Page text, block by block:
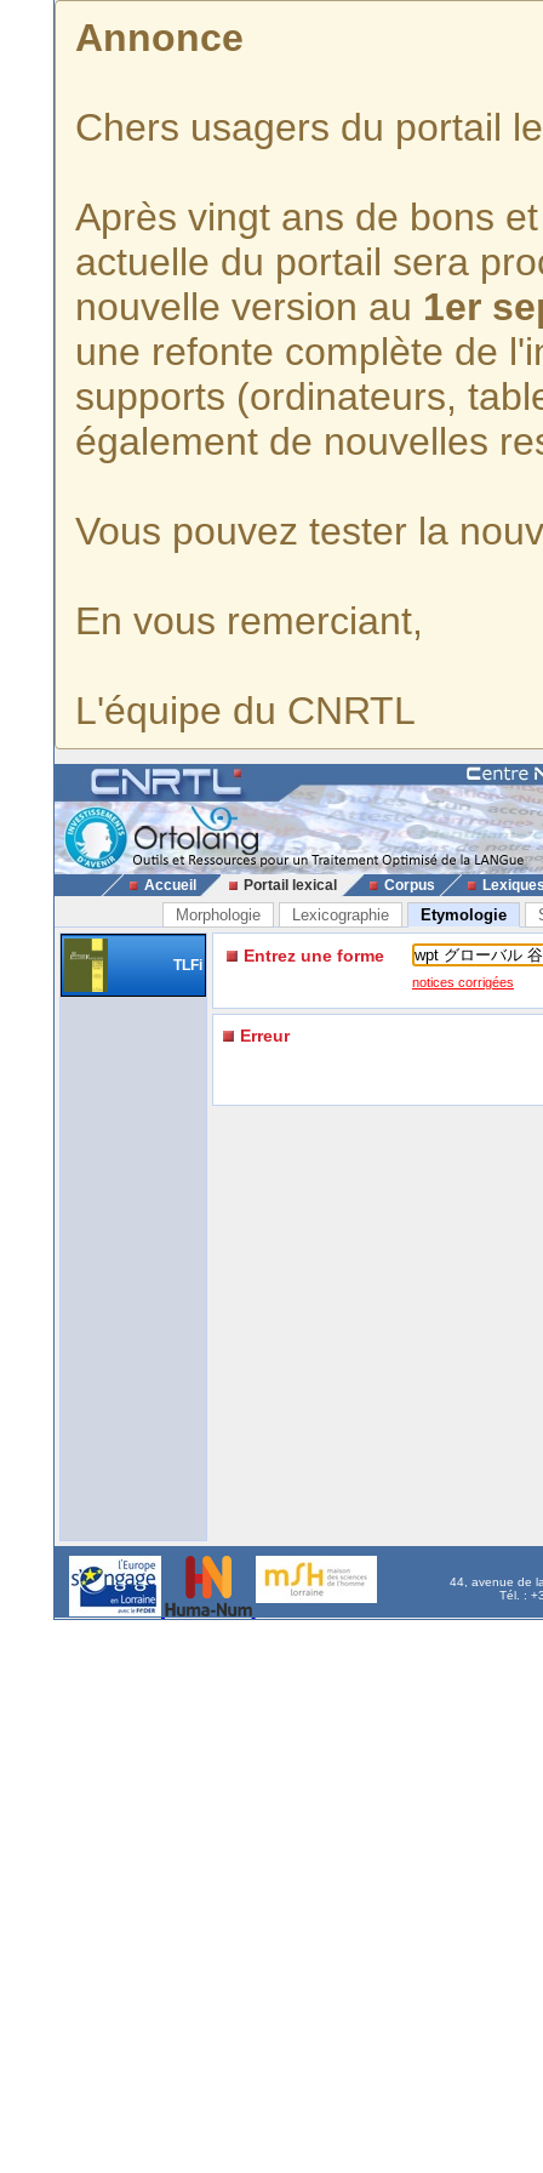
Annonce
Chers usagers du portail
Après vingt ans de bons
actuelle du portail sera
nouvelle version au 1er
une refonte complète de
supports (ordinateurs,
également de nouvelles
Vous pouvez tester la
En vous remerciant,
L'équipe du CNRTL
Accueil Portail lexical Corpus
Morphologie Lexicographie Etymologie
TLFi Entrez une forme
notices corrigées
Erreur
44, avenue de
Tél. :